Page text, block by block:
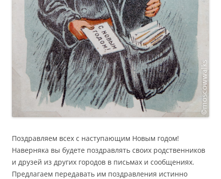
Поздравляем всех с наступающим Новым годом!
Наверняка вы будете поздравлять своих родственников
и друзей из других городов в письмах и сообщениях.
Предлагаем передавать им поздравления истинно